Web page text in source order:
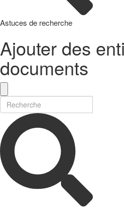
Astuces de recherche
Ajouter des
documents